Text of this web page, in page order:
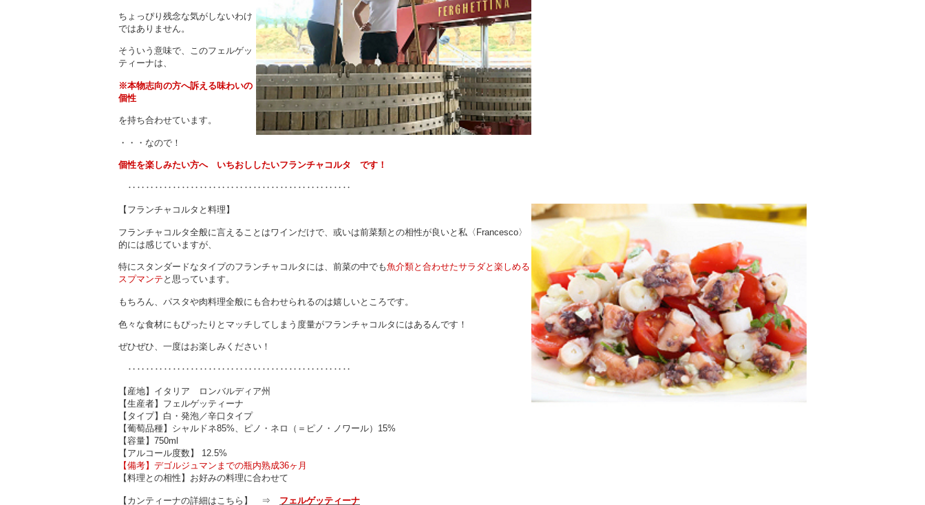
ちょっぴり残念な気がしないわけ
ではありません。
そういう意味で、このフェルゲッ
ティーナは、
※本物志向の方へ訴える味わいの
個性
を持ち合わせています。
・・・なので！
個性を楽しみたい方へ いちおししたいフランチャコルタ です！
‥‥‥‥‥‥‥‥‥‥‥‥‥‥‥‥‥‥‥‥‥‥‥‥‥
【フランチャコルタと料理】
フランチャコルタ全般に言えることはワインだけで、或いは前菜類との相性が良いと私〈Francesco〉
的には感じていますが、
特にスタンダードなタイプのフランチャコルタには、前菜の中でも魚介類と合わせたサラダと楽しめる
スプマンテ と思っています。
もちろん、パスタや肉料理全般にも合わせられるのは嬉しいところです。
色々な食材にもぴったりとマッチしてしまう度量がフランチャコルタにはあるんです！
ぜひぜひ、一度はお楽しみください！
‥‥‥‥‥‥‥‥‥‥‥‥‥‥‥‥‥‥‥‥‥‥‥‥‥
【産地】イタリア ロンバルディア州
【生産者】フェルゲッティーナ
【タイプ】白・発泡／辛口タイプ
【葡萄品種】シャルドネ85%、ピノ・ネロ（＝ピノ・ノワール）15%
【容量】750ml
【アルコール度数】 12.5%
【備考】デゴルジュマンまでの瓶内熟成36ヶ月
【料理との相性】お好みの料理に合わせて
【カンティーナの詳細はこちら】 ⇒ フェルゲッティーナ